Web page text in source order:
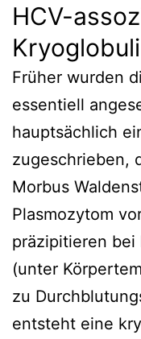
HCV-
Früher wurden
essentiell
hauptsächlich
zugeschrieben,
Morbus
Plasmozytom
präzipitieren bei
(unter
zu
entsteht eine